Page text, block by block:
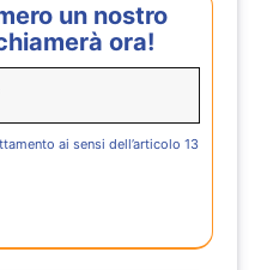
un nostro
ora!
ai sensi dell’articolo 13